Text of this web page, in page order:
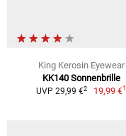
King Kerosin Eyewear
KK140 Sonnenbrille
UVP 29,99 €2 19,99 €1